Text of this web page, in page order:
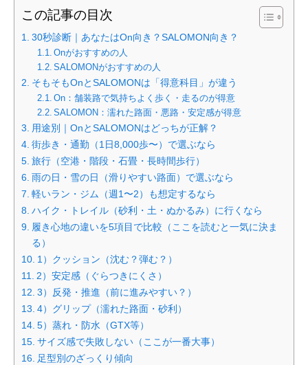
この記事の目次
30秒診断｜あなたはOn向き？SALOMON向き？
Onがおすすめの人
SALOMONがおすすめの人
そもそもOnとSALOMONは「得意科目」が違う
On：舗装路で気持ちよく歩く・走るのが得意
SALOMON：濡れた路面・悪路・安定感が得意
用途別｜OnとSALOMONはどっちが正解？
街歩き・通勤（1日8,000歩〜）で選ぶなら
旅行（空港・階段・石畳・長時間歩行）
雨の日・雪の日（滑りやすい路面）で選ぶなら
軽いラン・ジム（週1〜2）も想定するなら
ハイク・トレイル（砂利・土・ぬかるみ）に行くなら
履き心地の違いを5項目で比較（ここを読むと一気に決ま
る）
1）クッション（沈む？弾む？）
2）安定感（ぐらつきにくさ）
3）反発・推進（前に進みやすい？）
4）グリップ（濡れた路面・砂利）
5）蒸れ・防水（GTX等）
サイズ感で失敗しない（ここが一番大事）
足型別のざっくり傾向